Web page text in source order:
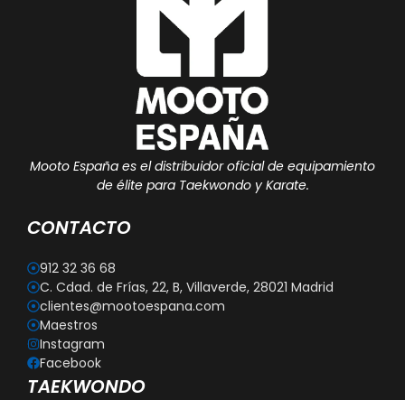
Mooto España es el distribuidor oficial de equipamiento
de élite para Taekwondo y Karate.
CONTACTO
912 32 36 68
C. Cdad. de Frías, 22, B, Villaverde, 28021 Madrid
clientes@mootoespana.com
Maestros
Instagram
Facebook
TAEKWONDO